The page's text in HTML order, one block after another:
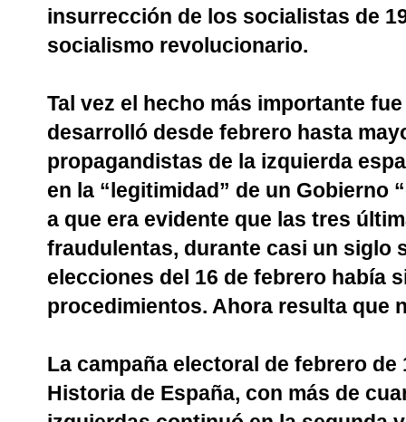
insurrección de los socialistas de
socialismo revolucionario.
Tal vez el hecho más importante
desarrolló desde febrero hasta
propagandistas de la izquierda
en la “legitimidad” de un Gobierno
a que era evidente que las tres
fraudulentas, durante casi un siglo
elecciones del 16 de febrero había
procedimientos. Ahora resulta que
La campaña electoral de febrero
Historia de España, con más de